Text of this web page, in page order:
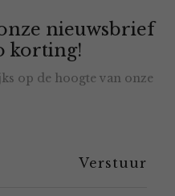
nieuwsbrief
korting!
op de hoogte van onze